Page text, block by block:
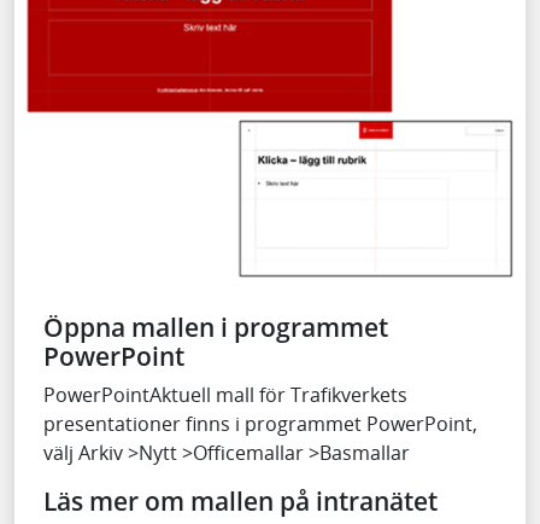
Öppna mallen i programmet
PowerPoint
PowerPointAktuell mall för Trafikverkets
presentationer finns i programmet PowerPoint,
välj Arkiv >Nytt >Officemallar >Basmallar
Läs mer om mallen på intranätet